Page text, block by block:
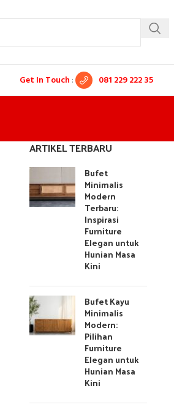
Get In Touch : 081 229 222 35
ARTIKEL TERBARU
Bufet
Minimalis
Modern
Terbaru:
Inspirasi
Furniture
Elegan untuk
Hunian Masa
Kini
Bufet Kayu
Minimalis
Modern:
Pilihan
Furniture
Elegan untuk
Hunian Masa
Kini